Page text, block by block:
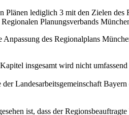
Plänen lediglich 3 mit den Zielen
Planungsverbands
des Regionalplans
insgesamt wird nicht umfassend
Landesarbeitsgemeinschaft
ist, dass der Regionsbeauftragte